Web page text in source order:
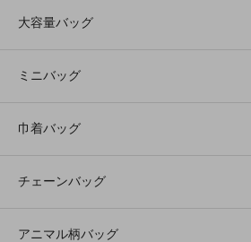
大容量バッグ
ミニバッグ
巾着バッグ
チェーンバッグ
アニマル柄バッグ